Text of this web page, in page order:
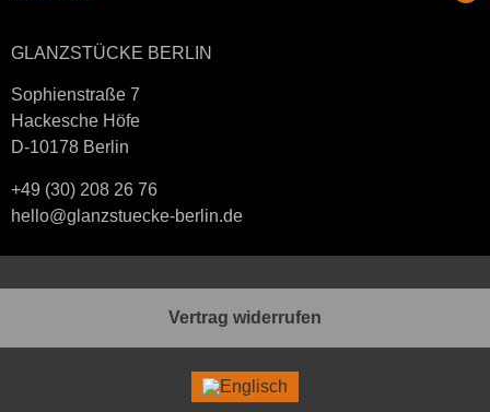
GLANZSTÜCKE BERLIN
Sophienstraße 7
Hackesche Höfe
D-10178 Berlin
+49 (30) 208 26 76
hello@glanzstuecke-berlin.de
Vertrag widerrufen